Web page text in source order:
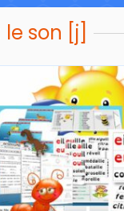
le son [j]